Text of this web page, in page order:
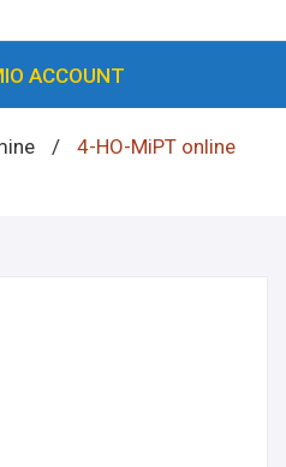
ACCOUNT
/
4-HO-MiPT online